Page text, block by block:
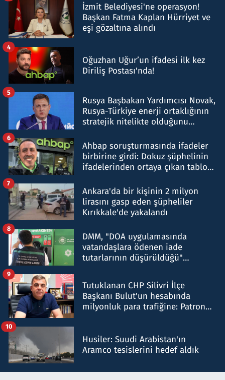
İzmit Belediyesi'ne operasyon!
Başkan Fatma Kaplan Hürriyet ve
eşi gözaltına alındı
Oğuzhan Uğur’un ifadesi ilk kez
Diriliş Postası'nda!
4
Rusya Başbakan Yardımcısı Novak,
Rusya-Türkiye enerji ortaklığının
stratejik nitelikte olduğunu
5
Ahbap soruşturmasında ifadeler
birbirine girdi: Dokuz şüphelinin
ifadelerinden ortaya çıkan tablo
6
Ankara'da bir kişinin 2 milyon
lirasını gasp eden şüpheliler
Kırıkkale'de yakalandı
7
DMM, "DOA uygulamasında
vatandaşlara ödenen iade
tutarlarının düşürüldüğü"
8
Tutuklanan CHP Silivri İlçe
Başkanı Bulut'un hesabında
milyonluk para trafiğine: Patron
9
Husiler: Suudi Arabistan'ın
Aramco tesislerini hedef aldık
10